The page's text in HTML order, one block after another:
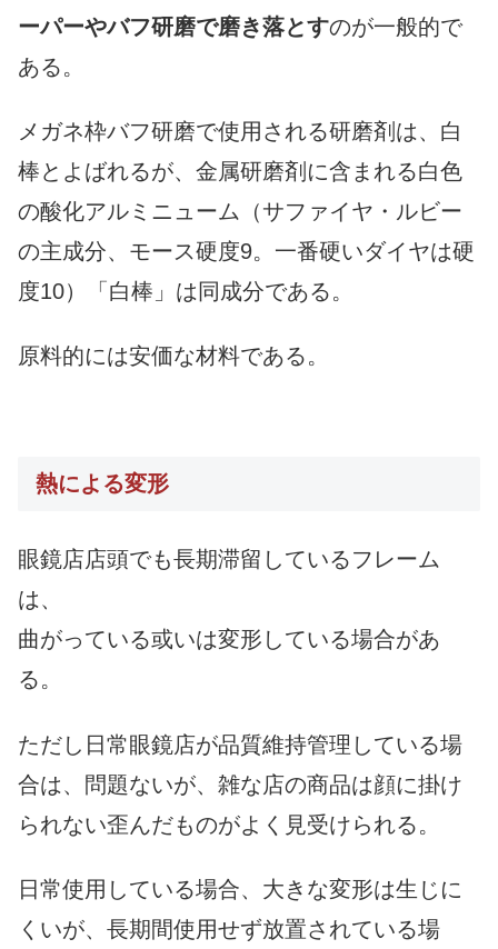
ーパーやバフ研磨で磨き落とすのが一般的で
ある。
メガネ枠バフ研磨で使用される研磨剤は、白
棒とよばれるが、金属研磨剤に含まれる白色
の酸化アルミニューム（サファイヤ・ルビー
の主成分、モース硬度9。一番硬いダイヤは硬
度10）「白棒」は同成分である。
原料的には安価な材料である。
熱による変形
眼鏡店店頭でも長期滞留しているフレーム
は、
曲がっている或いは変形している場合があ
る。
ただし日常眼鏡店が品質維持管理している場
合は、問題ないが、雑な店の商品は顔に掛け
られない歪んだものがよく見受けられる。
日常使用している場合、大きな変形は生じに
くいが、長期間使用せず放置されている場